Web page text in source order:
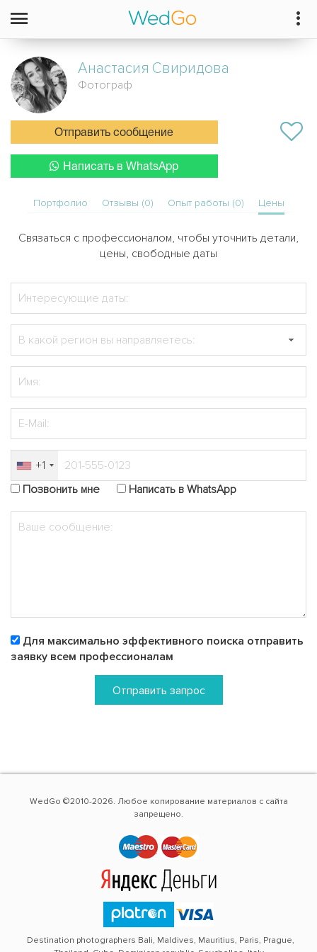
Анастасия Свиридова
Фотограф
Отправить сообщение
Написать в WhatsApp
Портфолио Отзывы (0) Опыт работы (0) Цены
Связаться с профессионалом, чтобы уточнить детали,
цены, свободные даты
+1
Позвонить мне
Написать в WhatsApp
Для максимально эффективного поиска отправить
заявку всем профессионалам
Отправить запрос
WedGo ©2010-2026. Любое копирование материалов с сайта
запрещено.
Destination photographers Bali, Maldives, Mauritius, Paris, Prague,